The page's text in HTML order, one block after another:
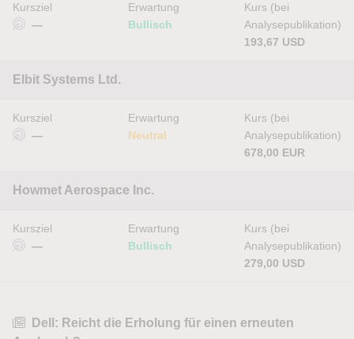
Kursziel
—
Erwartung
Bullisch
Kurs (bei
Analysepublikation)
193,67 USD
Elbit Systems Ltd.
Kursziel
—
Erwartung
Neutral
Kurs (bei
Analysepublikation)
678,00 EUR
Howmet Aerospace Inc.
Kursziel
—
Erwartung
Bullisch
Kurs (bei
Analysepublikation)
279,00 USD
Dell: Reicht die Erholung für einen erneuten